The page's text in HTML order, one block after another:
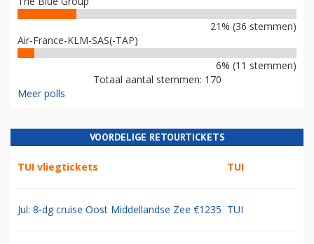
21% (36 stemmen)
Air-France-KLM-SAS(-TAP)
6% (11 stemmen)
Totaal aantal stemmen: 170
Meer polls
VOORDELIGE RETOURTICKETS
TUI vliegtickets TUI
Jul: 8-dg cruise Oost Middellandse Zee €1235 TUI